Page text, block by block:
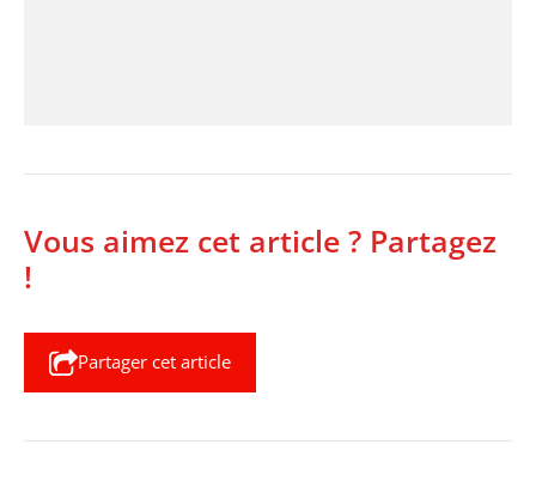
Vous aimez cet article ? Partagez
!
Partager cet article